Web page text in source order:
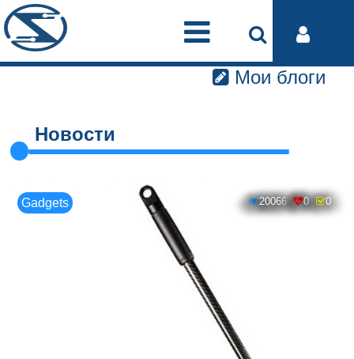
Мои блоги
Новости
Gadgets 20066 0 0